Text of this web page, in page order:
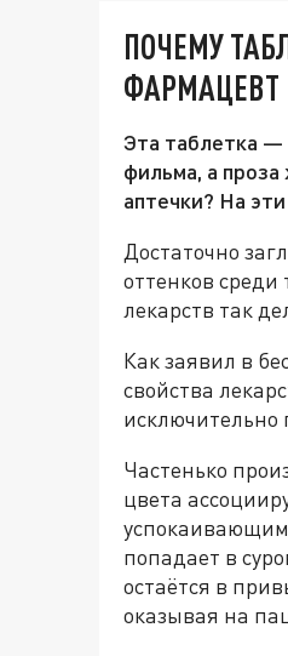
ПОЧЕМУ
ФАРМАЦЕВТ
Эта таблетка —
фильма, а
аптечки? На
Достаточно
оттенков
лекарств так
Как заявил в
свойства
Частенько
цвета
попадает в
остаётся в
оказывая на